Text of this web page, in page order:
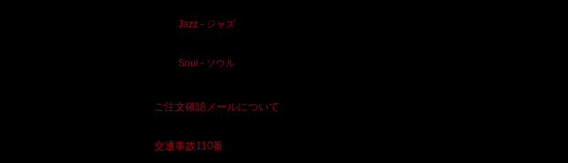
Jazz - ジャズ
Soul - ソウル
ご注文確認メールについて
交通事故110番